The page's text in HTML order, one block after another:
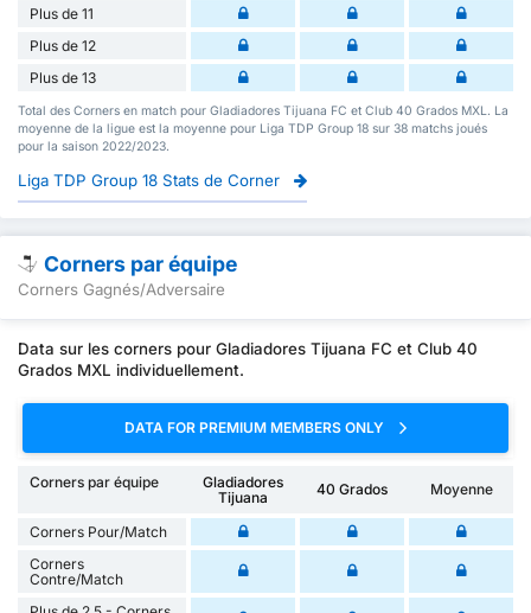
Plus de 11
Plus de 12
Plus de 13
Total des Corners en match pour Gladiadores Tijuana FC et Club 40 Grados MXL. La
moyenne de la ligue est la moyenne pour Liga TDP Group 18 sur 38 matchs joués
pour la saison 2022/2023.
Liga TDP Group 18 Stats de Corner
Corners par équipe
Corners Gagnés/Adversaire
Data sur les corners pour Gladiadores Tijuana FC et Club 40
Grados MXL individuellement.
DATA FOR PREMIUM MEMBERS ONLY
Corners par équipe
Gladiadores
Tijuana
40 Grados Moyenne
Corners Pour/Match
Corners
Contre/Match